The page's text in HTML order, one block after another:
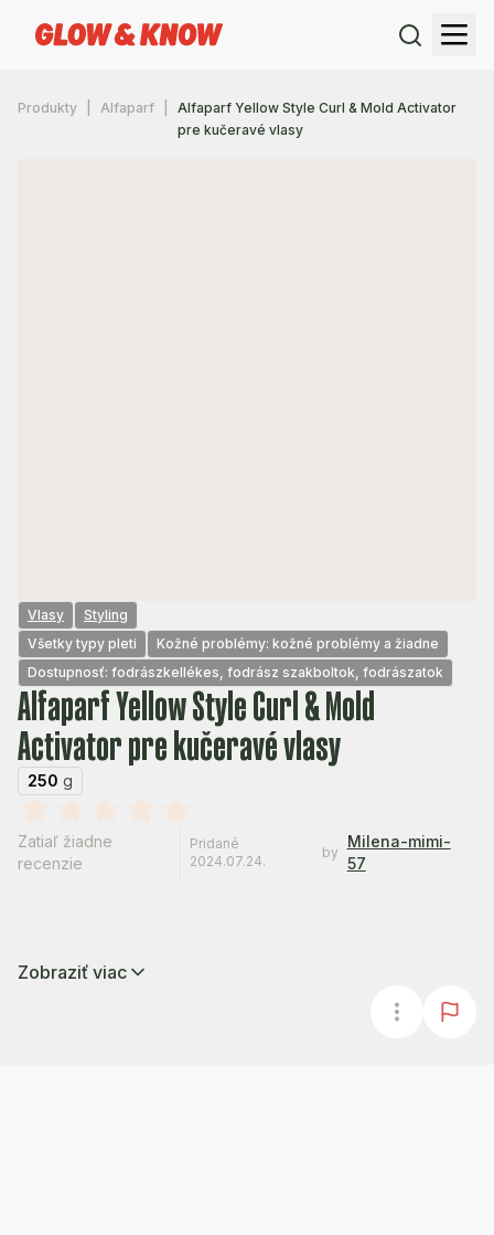
Produkty Alfaparf
Alfaparf Yellow Style Curl & Mold Activator
pre kučeravé vlasy
Vlasy
Styling
Všetky typy pleti
Kožné problémy: kožné problémy a žiadne
Dostupnosť: fodrászkellékes, fodrász szakboltok, fodrászatok
Alfaparf Yellow Style Curl & Mold
Activator pre kučeravé vlasy
250 g
Zatiaľ žiadne
recenzie
Pridané
2024.07.24.
by
Milena-mimi-
57
Zobraziť viac